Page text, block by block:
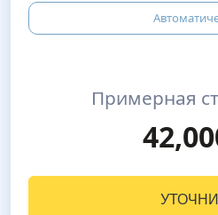
Примерная